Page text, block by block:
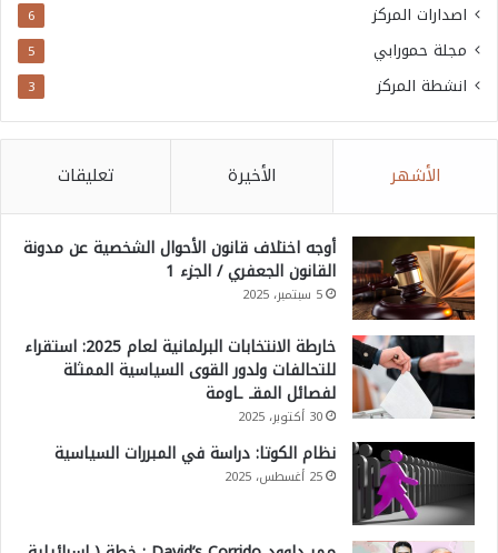
اصدارات المركز 6
مجلة حمورابي 5
انشطة المركز 3
الأشهر الأخيرة تعليقات
أوجه اختلاف قانون الأحوال الشخصية عن مدونة
القانون الجعفري / الجزء 1
5 سبتمبر، 2025
خارطة الانتخابات البرلمانية لعام 2025: استقراء
للتحالفات ولدور القوى السياسية الممثلة
لفصائل المقـ ـاومة
30 أكتوبر، 2025
نظام الكوتا: دراسة في المبررات السياسية
25 أغسطس، 2025